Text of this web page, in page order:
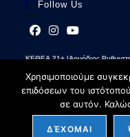
Follow Us
in
a
new
in
a
new
tab
in
a
new
tab
ΚΕΘΕΑ 21+ |Αρμόδιος
Χρησιμοποιούμε
επιδόσεων του
σε αυτόν.
ΔΈΧΟΜΑΙ